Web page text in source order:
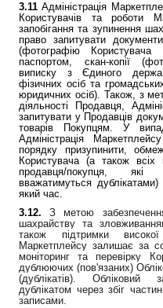
3.11 Адміністрація
Користувачів та роботи
запобігання та зупинення
право запитувати
(фотографію
паспортом, скан-копії
виписку з Єдиного
фізичних осіб та
юридичних осіб). Також, з
діяльності Продавця,
запитувати у Продавців
товарів Покупцям. У
Адміністрація
порядку призупинити,
Користувача (а також всіх
продавця/покупця, які
вважатимуться
який час.
3.12.З метою
шахрайству та
також підтримки
Маркетплейсу залишає за
моніторинг та перевірку
дублюючих (пов'язаних)
(дублікатів). Обліковий
дублікатом через збіг
записами.